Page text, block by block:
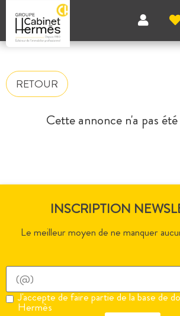
RETOUR
Cette annonce n'a pas
INSCRIPTION
Le meilleur moyen de ne manquer
J'accepte de faire partie de la base de
Hermès